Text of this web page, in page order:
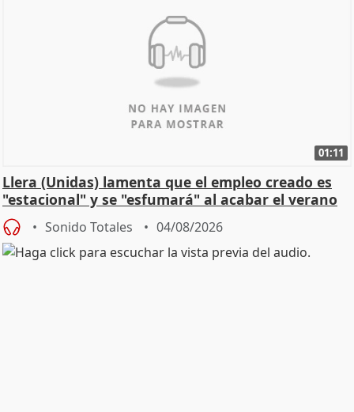
01:11
Llera (Unidas) lamenta que el empleo creado es
"estacional" y se "esfumará" al acabar el verano
Sonido Totales 04/08/2026